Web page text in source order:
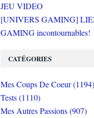
JEU VIDEO
[UNIVERS GAMING]
GAMING incontournables!
CATÉGORIES
Mes Coups De Coeur (1194)
Tests (1110)
Mes Autres Passions (907)